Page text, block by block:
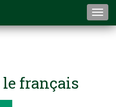
français